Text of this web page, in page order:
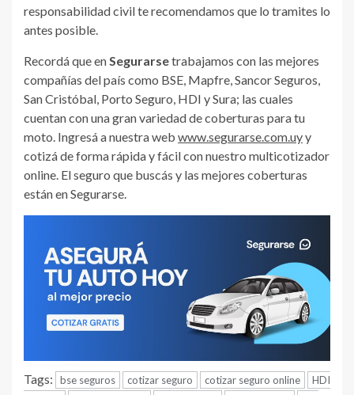
responsabilidad civil te recomendamos que lo tramites lo
antes posible.
Recordá que en Segurarsetrabajamos con las mejores
compañías del país como BSE, Mapfre, Sancor Seguros,
San Cristóbal, Porto Seguro, HDI y Sura; las cuales
cuentan con una gran variedad de coberturas para tu
moto. Ingresá a nuestra web www.segurarse.com.uyy
cotizá de forma rápida y fácil con nuestro multicotizador
online. El seguro que buscás y las mejores coberturas
están en Segurarse.
Tags: bse seguros cotizar seguro cotizar seguro online
HDI